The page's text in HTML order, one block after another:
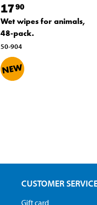
1790
Wet wipes for animals,
48-pack.
50-904
CUSTOMER
Gift card